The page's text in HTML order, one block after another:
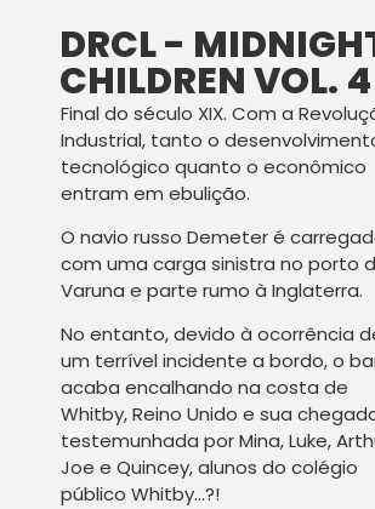
DRCL -
CHILDREN VOL. 4
Final do século XIX. Com a
Industrial, tanto o
tecnológico quanto o econômico
entram em ebulição.
O navio russo Demeter é
com uma carga sinistra no porto
Varuna e parte rumo à Inglaterra.
No entanto, devido à ocorrência
um terrível incidente a bordo, o
acaba encalhando na costa de
Whitby, Reino Unido e sua
testemunhada por Mina, Luke,
Joe e Quincey, alunos do colégio
público Whitby…?!